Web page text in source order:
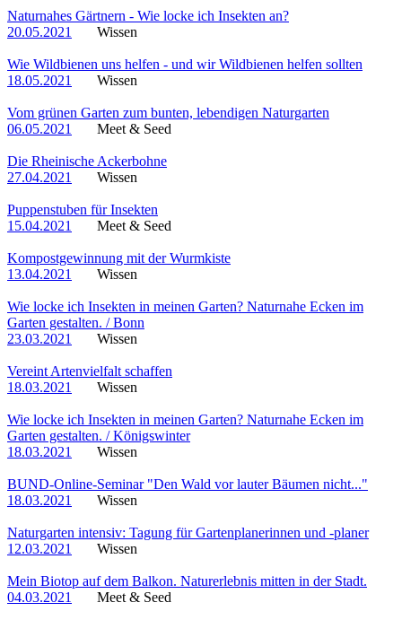
Naturnahes Gärtnern - Wie locke ich Insekten an?
20.05.2021
Wissen
Wie Wildbienen uns helfen - und wir Wildbienen helfen sollten
18.05.2021
Wissen
Vom grünen Garten zum bunten, lebendigen Naturgarten
06.05.2021
Meet & Seed
Die Rheinische Ackerbohne
27.04.2021
Wissen
Puppenstuben für Insekten
15.04.2021
Meet & Seed
Kompostgewinnung mit der Wurmkiste
13.04.2021
Wissen
Wie locke ich Insekten in meinen Garten? Naturnahe Ecken im
Garten gestalten. / Bonn
23.03.2021
Wissen
Vereint Artenvielfalt schaffen
18.03.2021
Wissen
Wie locke ich Insekten in meinen Garten? Naturnahe Ecken im
Garten gestalten. / Königswinter
18.03.2021
Wissen
BUND-Online-Seminar "Den Wald vor lauter Bäumen nicht..."
18.03.2021
Wissen
Naturgarten intensiv: Tagung für Gartenplanerinnen und -planer
12.03.2021
Wissen
Mein Biotop auf dem Balkon. Naturerlebnis mitten in der Stadt.
04.03.2021
Meet & Seed